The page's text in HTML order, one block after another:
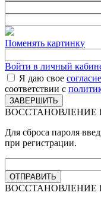
Поменять картинку
Войти в личный
Я даю свое
соответствии с
ВОССТАНОВЛЕНИЕ
Для сброса пароля
при регистрации.
ВОССТАНОВЛЕНИЕ